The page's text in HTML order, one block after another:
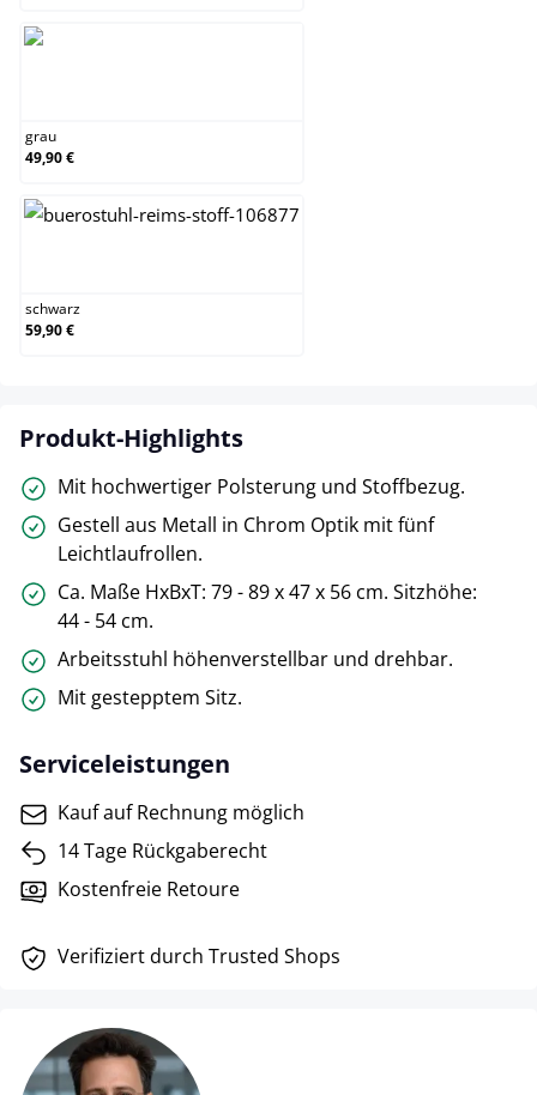
grau
49,90 €
schwarz
59,90 €
Produkt-Highlights
Mit hochwertiger Polsterung und Stoffbezug.
Gestell aus Metall in Chrom Optik mit fünf
Leichtlaufrollen.
Ca. Maße HxBxT: 79 - 89 x 47 x 56 cm. Sitzhöhe:
44 - 54 cm.
Arbeitsstuhl höhenverstellbar und drehbar.
Mit gestepptem Sitz.
Serviceleistungen
Kauf auf Rechnung möglich
14 Tage Rückgaberecht
Kostenfreie Retoure
Verifiziert durch Trusted Shops